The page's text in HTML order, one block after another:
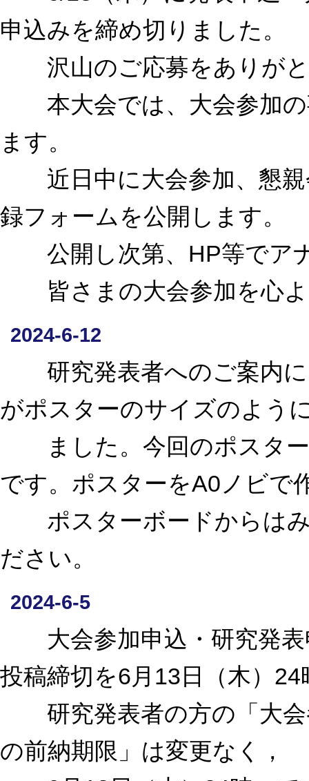
申込みを締め切りました。
沢山のご応募をありがと
本大会では、大会参加の
ます。
近日中に大会参加、懇親
録フォームを公開します。
公開し次第、HP等でア
皆さまの大会参加を心よ
2024-6-12
研究発表者へのご案内に
がポスターのサイズのよう
ました。今回のポスター
です。ポスターをA0ノビで
ポスターボードからはみ
ださい。
2024-6-5
大会参加申込・研究発表
投稿締切を6月13日（木）
研究発表者の方の「大会
の前納期限」は変更なく，